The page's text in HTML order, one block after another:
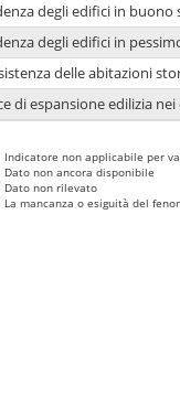
degli edifici in
degli edifici in
delle abitazioni
di espansione edilizia
Indicatore non applicabile per
Dato non ancora disponibile
Dato non rilevato
La mancanza o esiguità del